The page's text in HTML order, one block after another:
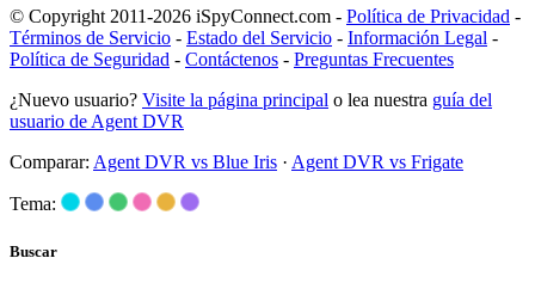
© Copyright 2011-2026 iSpyConnect.com - Política de Privacidad -
Términos de Servicio - Estado del Servicio - Información Legal -
Política de Seguridad - Contáctenos - Preguntas Frecuentes
¿Nuevo usuario? Visite la página principal o lea nuestra guía del
usuario de Agent DVR
Comparar: Agent DVR vs Blue Iris · Agent DVR vs Frigate
Tema:
Buscar